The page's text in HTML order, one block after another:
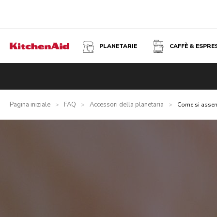
PLANETARIE CAFFÈ &
Pagina iniziale > FAQ > Accessori della planetaria > Come si